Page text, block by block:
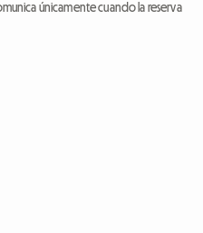
únicamente cuando la reserva